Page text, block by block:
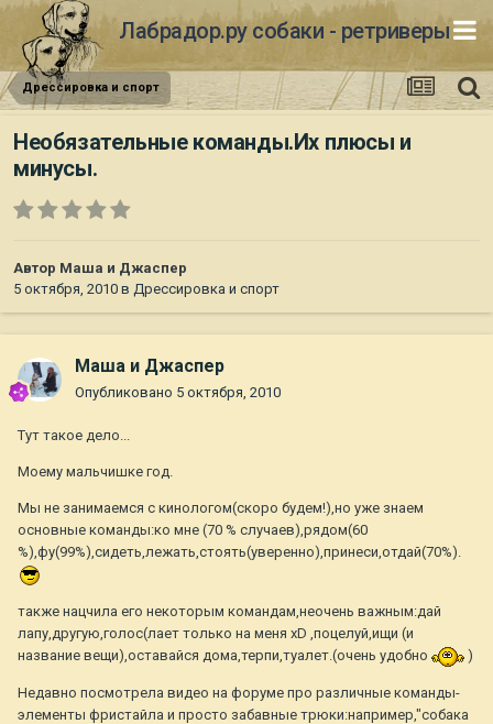
Лабрадор.ру собаки - ретриверы
Дрессировка и спорт
Необязательные команды.Их плюсы и
минусы.
Автор Маша и Джаспер
5 октября, 2010 в Дрессировка и спорт
Маша и Джаспер
Опубликовано 5 октября, 2010
Тут такое дело...
Моему мальчишке год.
Мы не занимаемся с кинологом(скоро будем!),но уже знаем
основные команды:ко мне (70 % случаев),рядом(60
%),фу(99%),сидеть,лежать,стоять(уверенно),принеси,отдай(70%).
также нацчила его некоторым командам,неочень важным:дай
лапу,другую,голос(лает только на меня хD ,поцелуй,ищи (и
название вещи),оставайся дома,терпи,туалет.(очень удобно
)
Недавно посмотрела видео на форуме про различные команды-
элементы фристайла и просто забавные трюки:например,"собака